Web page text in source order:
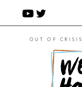
OUT OF